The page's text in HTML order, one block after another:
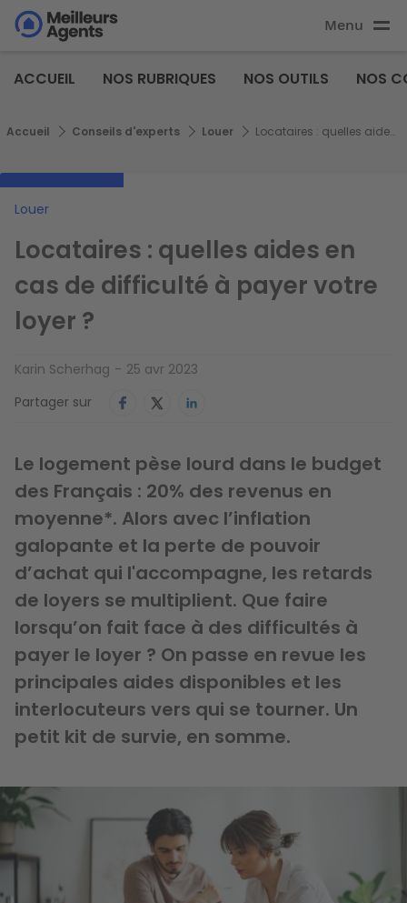
Aller
au
principal
Aller au
principal
Menu
Agents
ACCUEIL NOS RUBRIQUES NOS OUTILS NOS
Fil d'Ariane
Accueil Conseils d'experts Louer Locataires : quelles aides en cas de difficulté à payer votre loyer ?
Louer
Locataires : quelles aides en
cas de difficulté à payer votre
loyer ?
Karin Scherhag
25 avr 2023
Partager sur
Le logement pèse lourd dans le budget
des Français : 20% des revenus en
moyenne*. Alors avec l’inflation
galopante et la perte de pouvoir
d’achat qui l'accompagne, les retards
de loyers se multiplient. Que faire
lorsqu’on fait face à des difficultés à
payer le loyer ? On passe en revue les
principales aides disponibles et les
interlocuteurs vers qui se tourner. Un
petit kit de survie, en somme.
Image